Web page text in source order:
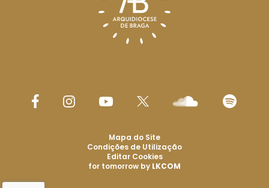
Mapa do Site
Condições de Utilização
Editar Cookies
for tomorrow by LKCOM